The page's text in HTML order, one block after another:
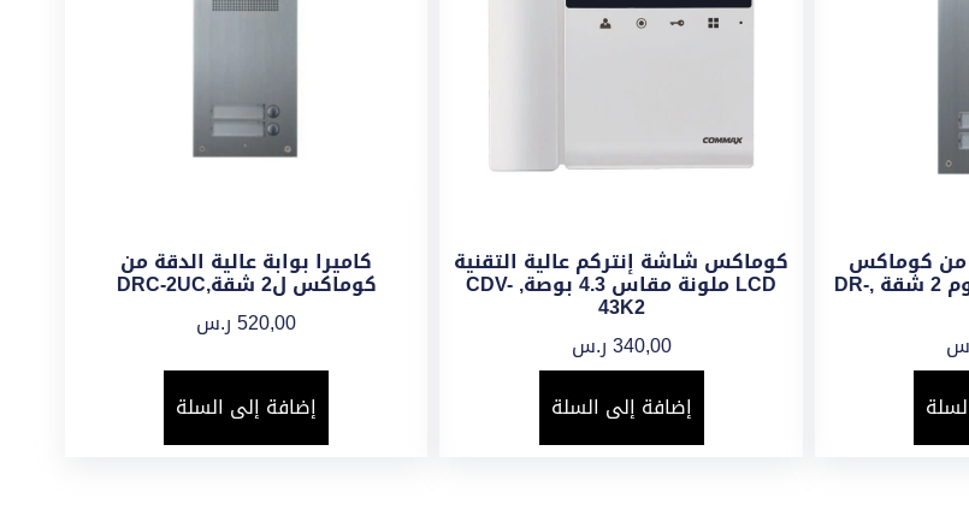
من كوماكس
إضافى بغلاف ألومنيوم 2 شقة ,DR-
كوماكس شاشة إنتركم عالية التقنية
LCD ملونة مقاس 4.3 بوصة, CDV-
43K2
340,00ر.س
إضافة إلى السلة
كاميرا بوابة عالية الدقة من
كوماكس ل2 شقة,DRC-2UC
520,00ر.س
إضافة إلى السلة